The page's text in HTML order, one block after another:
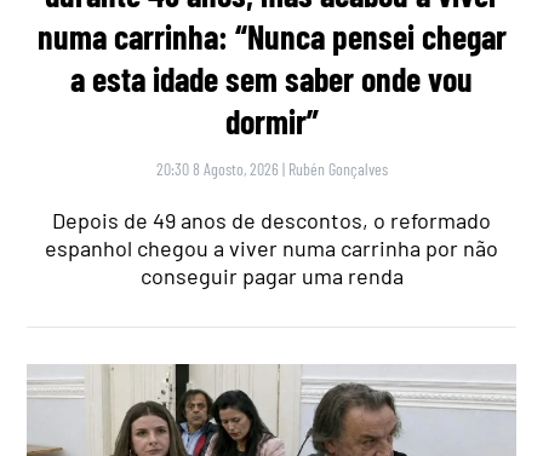
numa carrinha: “Nunca pensei chegar
a esta idade sem saber onde vou
dormir”
20:30 8 Agosto, 2026 | Rubén Gonçalves
Depois de 49 anos de descontos, o reformado
espanhol chegou a viver numa carrinha por não
conseguir pagar uma renda